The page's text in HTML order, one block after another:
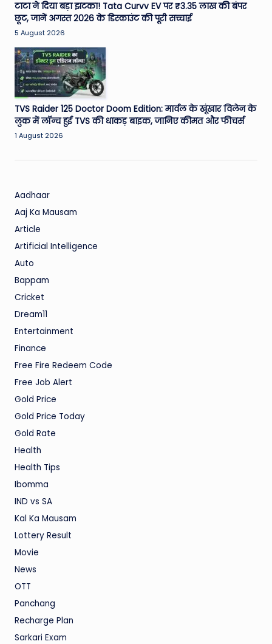
टाटा ने दिया बड़ा झटका! Tata Curvv EV पर ₹3.35 लाख की बंपर
छूट, जानें अगस्त 2026 के डिस्काउंट की पूरी सच्चाई
5 August 2026
TVS Raider 125 Doctor Doom Edition: मार्वल के खूंखार विलेन के
लुक में लॉन्च हुई TVS की धाकड़ बाइक, जानिए कीमत और फीचर्स
1 August 2026
Aadhaar
Aaj Ka Mausam
Article
Artificial Intelligence
Auto
Bappam
Cricket
Dream11
Entertainment
Finance
Free Fire Redeem Code
Free Job Alert
Gold Price
Gold Price Today
Gold Rate
Health
Health Tips
Ibomma
IND vs SA
Kal Ka Mausam
Lottery Result
Movie
News
OTT
Panchang
Recharge Plan
Sarkari Exam